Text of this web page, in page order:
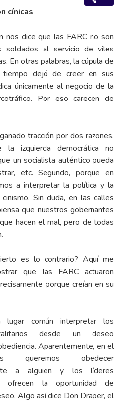
cínicas
nos dice que las FARC no son
soldados al servicio de viles
En otras palabras, la cúpula de
tiempo dejó de creer en sus
únicamente al negocio de la
Por eso carecen de
tracción por dos razones.
la izquierda democrática no
un socialista auténtico pueda
etc. Segundo, porque en
a interpretar la política y la
Sin duda, en las calles
que nuestros gobernantes
hacen el mal, pero de todas
es lo contrario? Aquí me
que las FARC actuaron
porque creían en su
común interpretar los
desde un deseo
Aparentemente, en el
queremos obedecer
a alguien y los líderes
ofrecen la oportunidad de
Algo así dice Don Draper, el